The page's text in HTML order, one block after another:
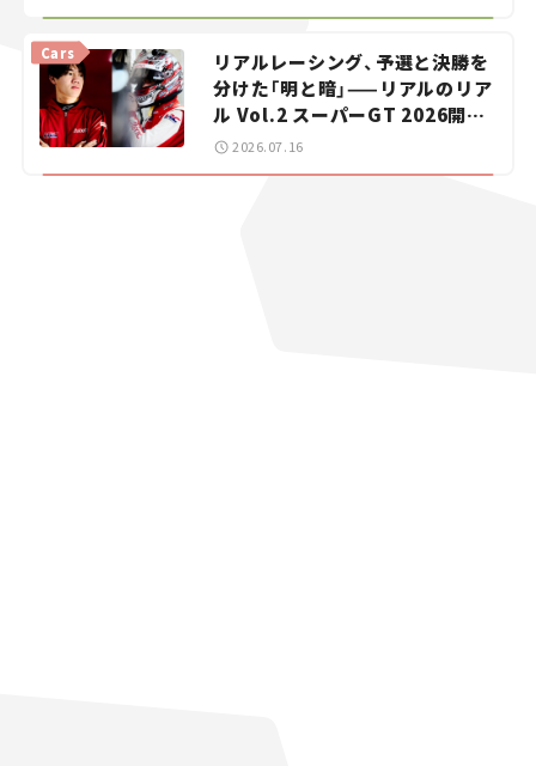
【道の駅マニアの推し駅ガイド】
リアルレーシング、予選と決勝を
分けた「明と暗」——リアルのリア
ル Vol.2 スーパーGT 2026開幕
戦 岡山国際サーキット
Cars
2026.07.16